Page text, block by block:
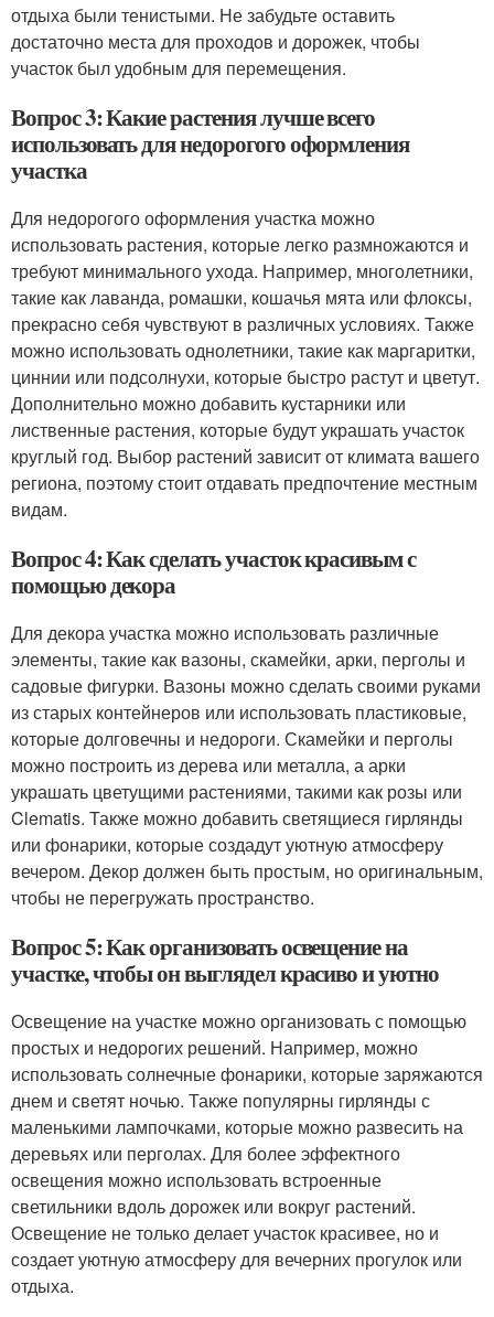
отдыха были тенистыми. Не забудьте оставить
достаточно места для проходов и дорожек, чтобы
участок был удобным для перемещения.
Вопрос 3: Какие растения лучше всего
использовать для недорогого оформления
участка
Для недорогого оформления участка можно
использовать растения, которые легко размножаются и
требуют минимального ухода. Например, многолетники,
такие как лаванда, ромашки, кошачья мята или флоксы,
прекрасно себя чувствуют в различных условиях. Также
можно использовать однолетники, такие как маргаритки,
циннии или подсолнухи, которые быстро растут и цветут.
Дополнительно можно добавить кустарники или
лиственные растения, которые будут украшать участок
круглый год. Выбор растений зависит от климата вашего
региона, поэтому стоит отдавать предпочтение местным
видам.
Вопрос 4: Как сделать участок красивым с
помощью декора
Для декора участка можно использовать различные
элементы, такие как вазоны, скамейки, арки, перголы и
садовые фигурки. Вазоны можно сделать своими руками
из старых контейнеров или использовать пластиковые,
которые долговечны и недороги. Скамейки и перголы
можно построить из дерева или металла, а арки
украшать цветущими растениями, такими как розы или
Clematis. Также можно добавить светящиеся гирлянды
или фонарики, которые создадут уютную атмосферу
вечером. Декор должен быть простым, но оригинальным,
чтобы не перегружать пространство.
Вопрос 5: Как организовать освещение на
участке, чтобы он выглядел красиво и уютно
Освещение на участке можно организовать с помощью
простых и недорогих решений. Например, можно
использовать солнечные фонарики, которые заряжаются
днем и светят ночью. Также популярны гирлянды с
маленькими лампочками, которые можно развесить на
деревьях или перголах. Для более эффектного
освещения можно использовать встроенные
светильники вдоль дорожек или вокруг растений.
Освещение не только делает участок красивее, но и
создает уютную атмосферу для вечерних прогулок или
отдыха.